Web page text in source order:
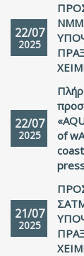
22/07
2025
ΝΜΜ
22/07
2025
of
21/07
2025